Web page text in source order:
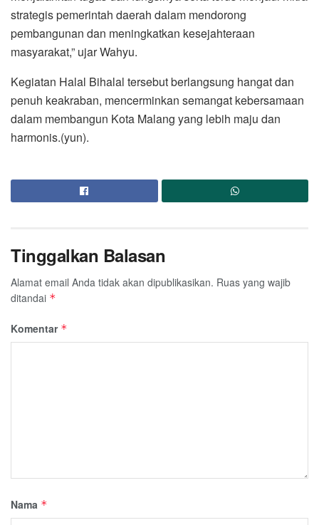
strategis pemerintah daerah dalam mendorong
pembangunan dan meningkatkan kesejahteraan
masyarakat,” ujar Wahyu.
Kegiatan Halal Bihalal tersebut berlangsung hangat dan
penuh keakraban, mencerminkan semangat kebersamaan
dalam membangun Kota Malang yang lebih maju dan
harmonis.(yun).
Tinggalkan Balasan
Alamat email Anda tidak akan dipublikasikan. Ruas yang wajib
ditandai *
Komentar *
Nama *